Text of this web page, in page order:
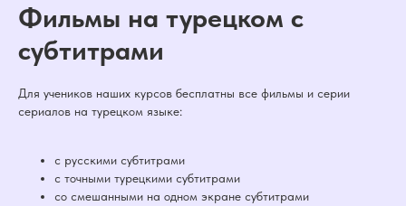
Фильмы на турецком с
субтитрами
Для учеников наших курсов бесплатны все фильмы и серии
сериалов на турецком языке:
с русскими субтитрами
с точными турецкими субтитрами
со смешанными на одном экране субтитрами